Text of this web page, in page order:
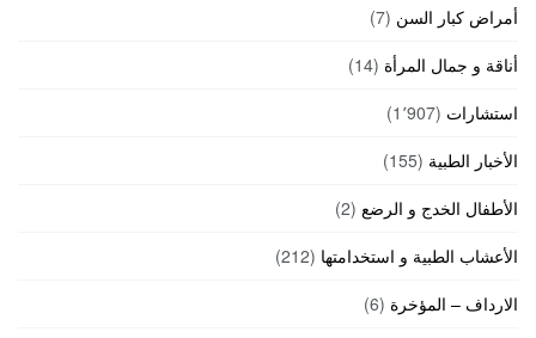
أمراض كبار السن (7)
أناقة و جمال المرأة (14)
استشارات (1٬907)
الأخبار الطبية (155)
الأطفال الخدج و الرضع (2)
الأعشاب الطبية و استخدامتها (212)
الارداف – المؤخرة (6)